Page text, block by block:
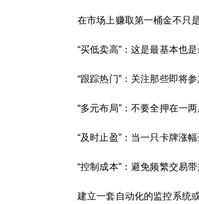
在市场上赚取第一桶金不只
“买低卖高”：这是最基本也
“跟踪热门”：关注那些即将
“多元布局”：不要全押在一
“及时止盈”：当一只卡牌涨
“控制成本”：避免频繁交易
建立一套自动化的监控系统